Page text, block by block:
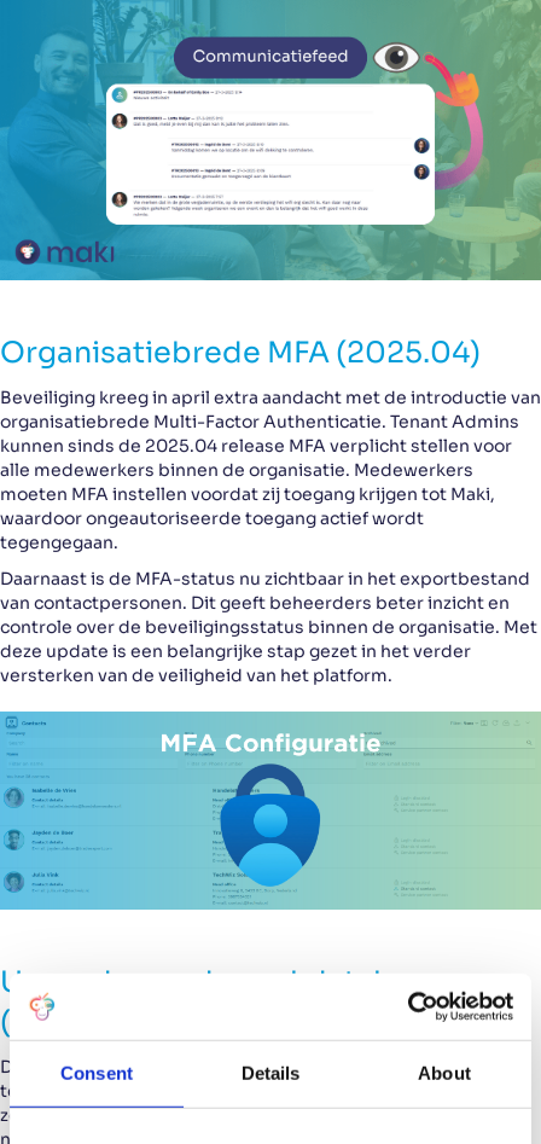
Consent Details About
Organisatiebrede MFA (2025.04)
Beveiliging kreeg in april extra aandacht met de introductie van
organisatiebrede Multi-Factor Authenticatie. Tenant Admins
kunnen sinds de 2025.04 release MFA verplicht stellen voor
alle medewerkers binnen de organisatie. Medewerkers
moeten MFA instellen voordat zij toegang krijgen tot Maki,
waardoor ongeautoriseerde toegang actief wordt
tegengegaan.
Daarnaast is de MFA-status nu zichtbaar in het exportbestand
van contactpersonen. Dit geeft beheerders beter inzicht en
controle over de beveiligingsstatus binnen de organisatie. Met
deze update is een belangrijke stap gezet in het verder
versterken van de veiligheid van het platform.
Upgrade van de zoekdatabase
(2025.08)
De augustusrelease van 2025 stond volledig in het teken van
techniek en performance. In deze release werd de
zoekdatabase Elasticsearch geüpgraded van versie 7.17.22
naar 9.1.2, een van de grootste technische wijzigingen in de